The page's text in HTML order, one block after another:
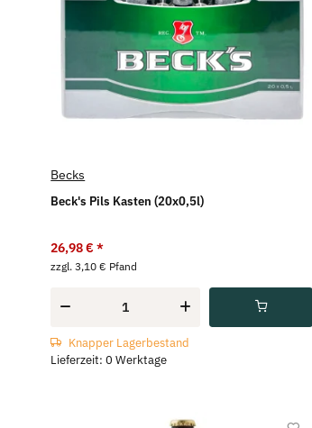
Becks
Beck's Pils Kasten (20x0,5l)
26,98 €*
zzgl. 3,10 € Pfand
Knapper Lagerbestand
Lieferzeit: 0 Werktage